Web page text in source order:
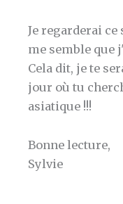
Je regarderai
me semble que
Cela dit, je te
jour où tu
asiatique !!!
Bonne lecture,
Sylvie